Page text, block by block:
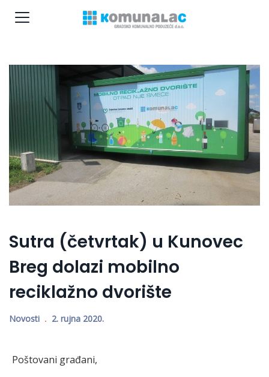
Sutra (četvrtak) u Kunovec
Breg dolazi mobilno
reciklažno dvorište
Novosti 2. rujna 2020.
Poštovani građani,